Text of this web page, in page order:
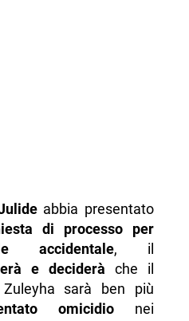
abbia presentato
di processo per
accidentale, il
e deciderà che il
sarà ben più
omicidionei